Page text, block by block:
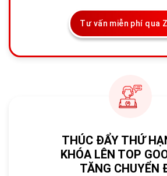
Tư vấn miễn phí qua
THÚC ĐẨY THỨ
KHÓA LÊN TOP
TĂNG CHUYỂN